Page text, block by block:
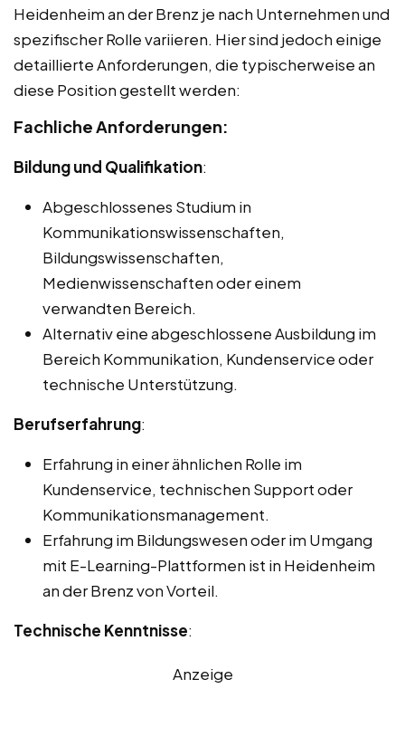
Heidenheim an der Brenz je nach Unternehmen und
spezifischer Rolle variieren. Hier sind jedoch einige
detaillierte Anforderungen, die typischerweise an
diese Position gestellt werden:
Fachliche Anforderungen:
Bildung und Qualifikation:
Abgeschlossenes Studium in
Kommunikationswissenschaften,
Bildungswissenschaften,
Medienwissenschaften oder einem
verwandten Bereich.
Alternativ eine abgeschlossene Ausbildung im
Bereich Kommunikation, Kundenservice oder
technische Unterstützung.
Berufserfahrung:
Erfahrung in einer ähnlichen Rolle im
Kundenservice, technischen Support oder
Kommunikationsmanagement.
Erfahrung im Bildungswesen oder im Umgang
mit E-Learning-Plattformen ist in Heidenheim
an der Brenz von Vorteil.
Technische Kenntnisse:
Anzeige